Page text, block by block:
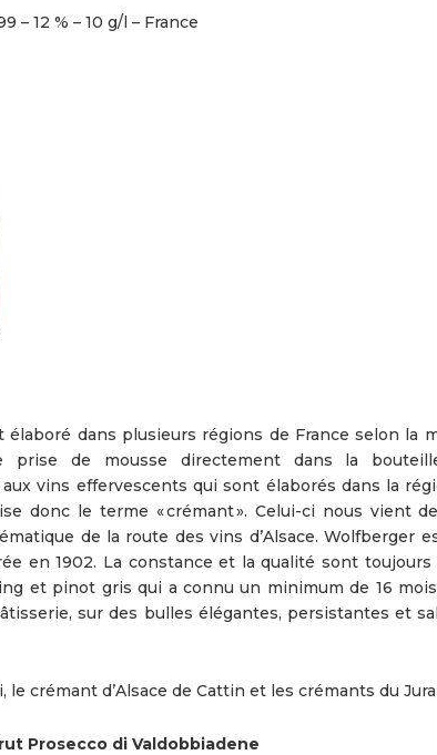
– 12 % – 10 g/l – France
élaboré dans plusieurs régions de France selon la
de mousse directement dans la bouteille.
vins effervescents qui sont élaborés dans la
donc le terme « crémant ». Celui-ci nous vient
de la route des vins d’Alsace. Wolfberger
en 1902. La constance et la qualité sont
et pinot gris qui a connu un minimum de 16
sur des bulles élégantes, persistantes et
le crémant d’Alsace de Cattin et les crémants du
Prosecco di Valdobbiadene